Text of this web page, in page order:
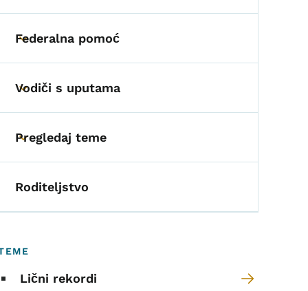
Toggle submenu
Federalna pomoć
Toggle submenu
Vodiči s uputama
Toggle submenu
Pregledaj teme
Roditeljstvo
Lični rekordi